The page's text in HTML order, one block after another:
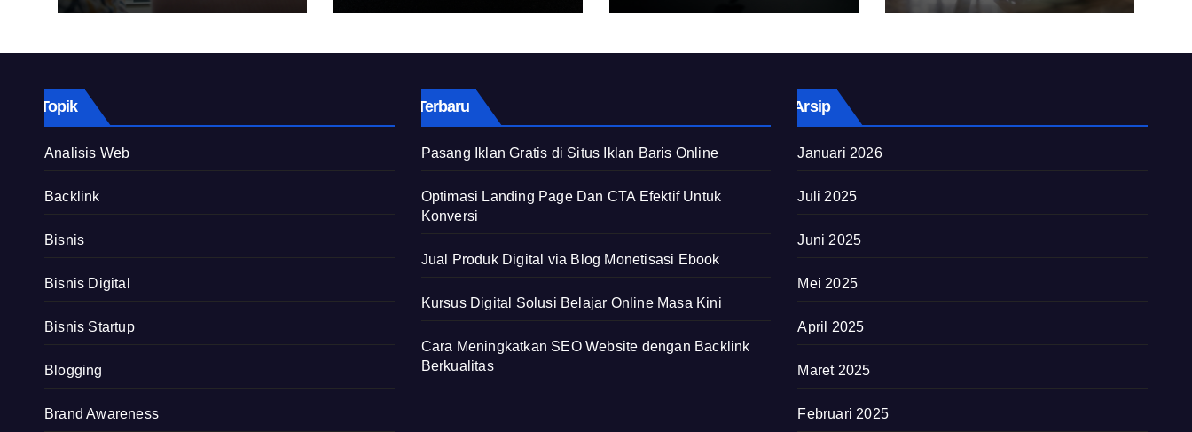
Topik
Analisis Web
Backlink
Bisnis
Bisnis Digital
Bisnis Startup
Blogging
Brand Awareness
Terbaru
Pasang Iklan Gratis di Situs Iklan Baris Online
Optimasi Landing Page Dan CTA Efektif Untuk
Konversi
Jual Produk Digital via Blog Monetisasi Ebook
Kursus Digital Solusi Belajar Online Masa Kini
Cara Meningkatkan SEO Website dengan Backlink
Berkualitas
Arsip
Januari 2026
Juli 2025
Juni 2025
Mei 2025
April 2025
Maret 2025
Februari 2025